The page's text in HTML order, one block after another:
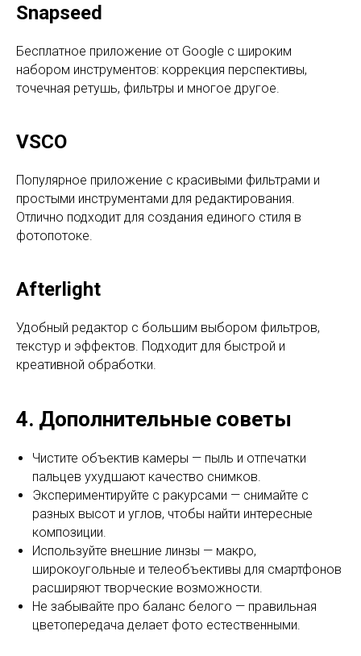
Snapseed
Бесплатное приложение от Google с широким
набором инструментов: коррекция перспективы,
точечная ретушь, фильтры и многое другое.
VSCO
Популярное приложение с красивыми фильтрами и
простыми инструментами для редактирования.
Отлично подходит для создания единого стиля в
фотопотоке.
Afterlight
Удобный редактор с большим выбором фильтров,
текстур и эффектов. Подходит для быстрой и
креативной обработки.
4. Дополнительные советы
Чистите объектив камеры — пыль и отпечатки
пальцев ухудшают качество снимков.
Экспериментируйте с ракурсами — снимайте с
разных высот и углов, чтобы найти интересные
композиции.
Используйте внешние линзы — макро,
широкоугольные и телеобъективы для смартфонов
расширяют творческие возможности.
Не забывайте про баланс белого — правильная
цветопередача делает фото естественными.